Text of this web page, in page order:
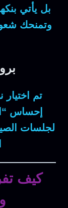
بل يأتي
وتمنحك
تم
إحساس
لجلسات
كيف